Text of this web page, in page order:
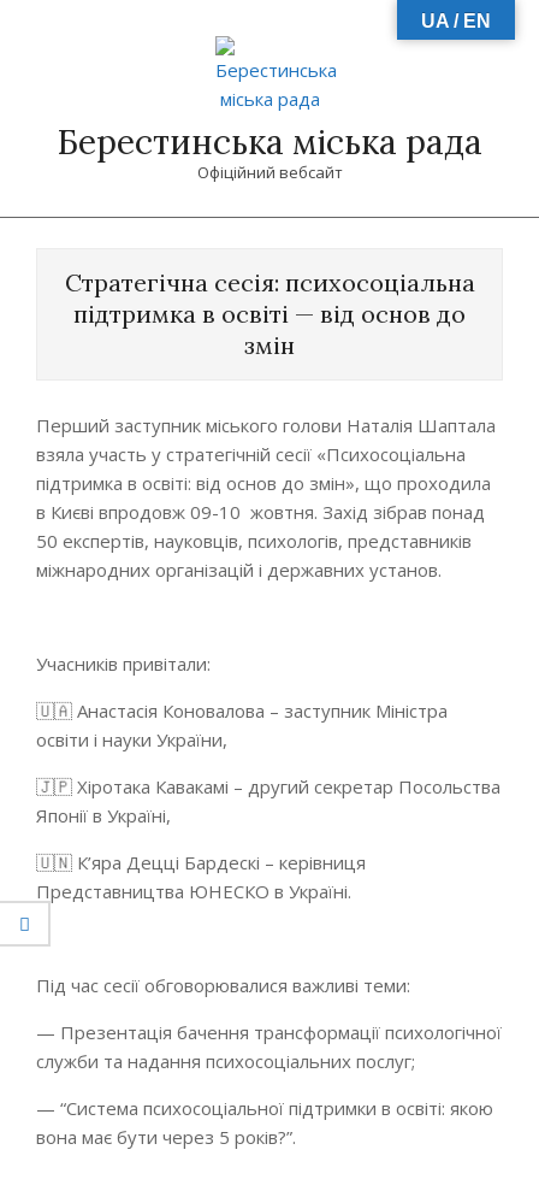
Берестинська міська рада
Офіційний вебсайт
Стратегічна сесія: психосоціальна
підтримка в освіті — від основ до
змін
Перший заступник міського голови Наталія Шаптала
взяла участь у стратегічній сесії «Психосоціальна
підтримка в освіті: від основ до змін», що проходила
в Києві впродовж 09-10 жовтня. Захід зібрав понад
50 експертів, науковців, психологів, представників
міжнародних організацій і державних установ.
Учасників привітали:
🇺🇦 Анастасія Коновалова – заступник Міністра
освіти і науки України,
🇯🇵 Хіротака Кавакамі – другий секретар Посольства
Японії в Україні,
🇺🇳 К’яра Децці Бардескі – керівниця
Представництва ЮНЕСКО в Україні.
Під час сесії обговорювалися важливі теми:
— Презентація бачення трансформації психологічної
служби та надання психосоціальних послуг;
— “Система психосоціальної підтримки в освіті: якою
вона має бути через 5 років?”.
UA / EN